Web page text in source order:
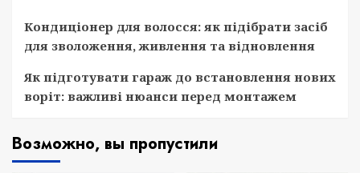
Кондиціонер для волосся: як підібрати засіб
для зволоження, живлення та відновлення
Як підготувати гараж до встановлення нових
воріт: важливі нюанси перед монтажем
Возможно, вы пропустили